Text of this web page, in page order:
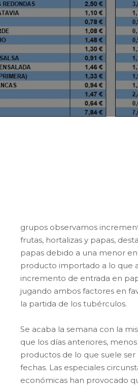
grupos observamos
frutas, hortalizas y papas,
papas debido a una menor
producto importado a lo que
incremento de entrada en
jugando ambos factores en
la partida de los tubérculos.
Se acaba la semana con la
que los días anteriores,
productos de lo que suele
fechas. Las especiales
económicas han provocado